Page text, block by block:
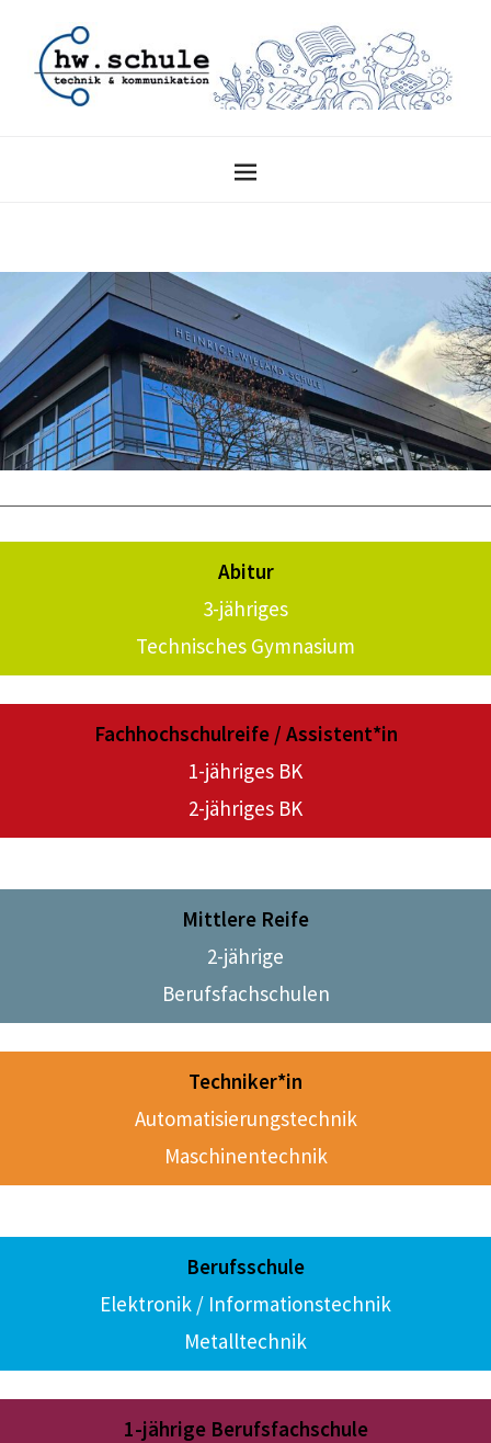
Abitur
3-jähriges
Technisches Gymnasium
Fachhochschulreife / Assistent*in
1-jähriges BK
2-jähriges BK
Mittlere Reife
2-jährige
Berufsfachschulen
Techniker*in
Automatisierungstechnik
Maschinentechnik
Berufsschule
Elektronik / Informationstechnik
Metalltechnik
1-jährige Berufsfachschule